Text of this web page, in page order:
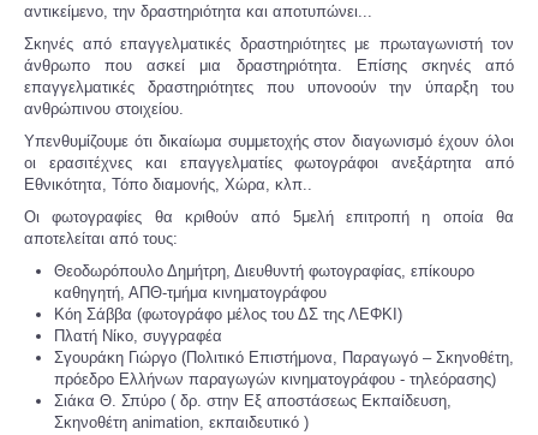
αντικείμενο, την δραστηριότητα και αποτυπώνει...
Σκηνές από επαγγελματικές δραστηριότητες με πρωταγωνιστή τον
άνθρωπο που ασκεί μια δραστηριότητα. Επίσης σκηνές από
επαγγελματικές δραστηριότητες που υπονοούν την ύπαρξη του
ανθρώπινου στοιχείου.
Υπενθυμίζουμε ότι δικαίωμα συμμετοχής στον διαγωνισμό έχουν όλοι
οι ερασιτέχνες και επαγγελματίες φωτογράφοι ανεξάρτητα από
Εθνικότητα, Τόπο διαμονής, Χώρα, κλπ..
Οι φωτογραφίες θα κριθούν από 5μελή επιτροπή η οποία θα
αποτελείται από τους:
Θεοδωρόπουλο Δημήτρη, Διευθυντή φωτογραφίας, επίκουρο
καθηγητή, ΑΠΘ-τμήμα κινηματογράφου
Κόη Σάββα (φωτογράφο μέλος του ΔΣ της ΛΕΦΚΙ)
Πλατή Νίκο, συγγραφέα
Σγουράκη Γιώργο (Πολιτικό Επιστήμονα, Παραγωγό – Σκηνοθέτη,
πρόεδρο Ελλήνων παραγωγών κινηματογράφου - τηλεόρασης)
Σιάκα Θ. Σπύρο ( δρ. στην Εξ αποστάσεως Εκπαίδευση,
Σκηνοθέτη animation, εκπαιδευτικό )